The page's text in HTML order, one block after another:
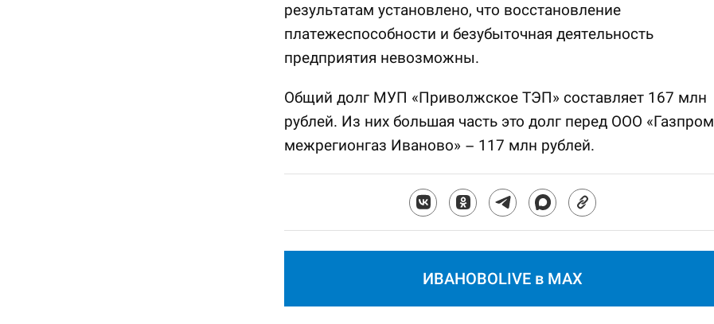
результатам установлено, что восстановление
платежеспособности и безубыточная деятельность
предприятия невозможны.
Общий долг МУП «Приволжское ТЭП» составляет 167 млн
рублей. Из них большая часть это долг перед ООО «Газпром
межрегионгаз Иваново» – 117 млн рублей.
ИВАНОВОLIVE в MAX